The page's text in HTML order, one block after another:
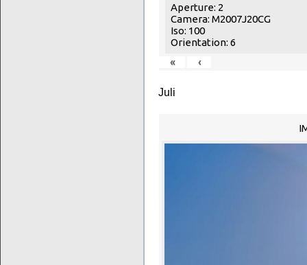
Aperture: 2
Camera: M2007J20CG
Iso: 100
Orientation: 6
«
‹
Juli